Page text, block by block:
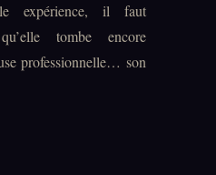
expérience, il faut
tombe encore
professionnelle… son